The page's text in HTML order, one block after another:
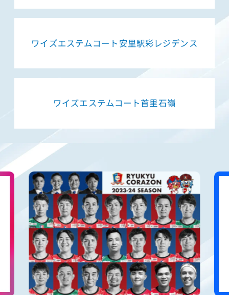
ワイズエステムコート安里駅彩レジデンス
ワイズエステムコート首里石嶺